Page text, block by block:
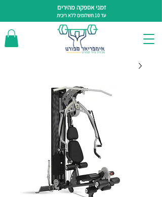
זמני אספקה מהירים
עד 10 תשלומים ללא ריבית